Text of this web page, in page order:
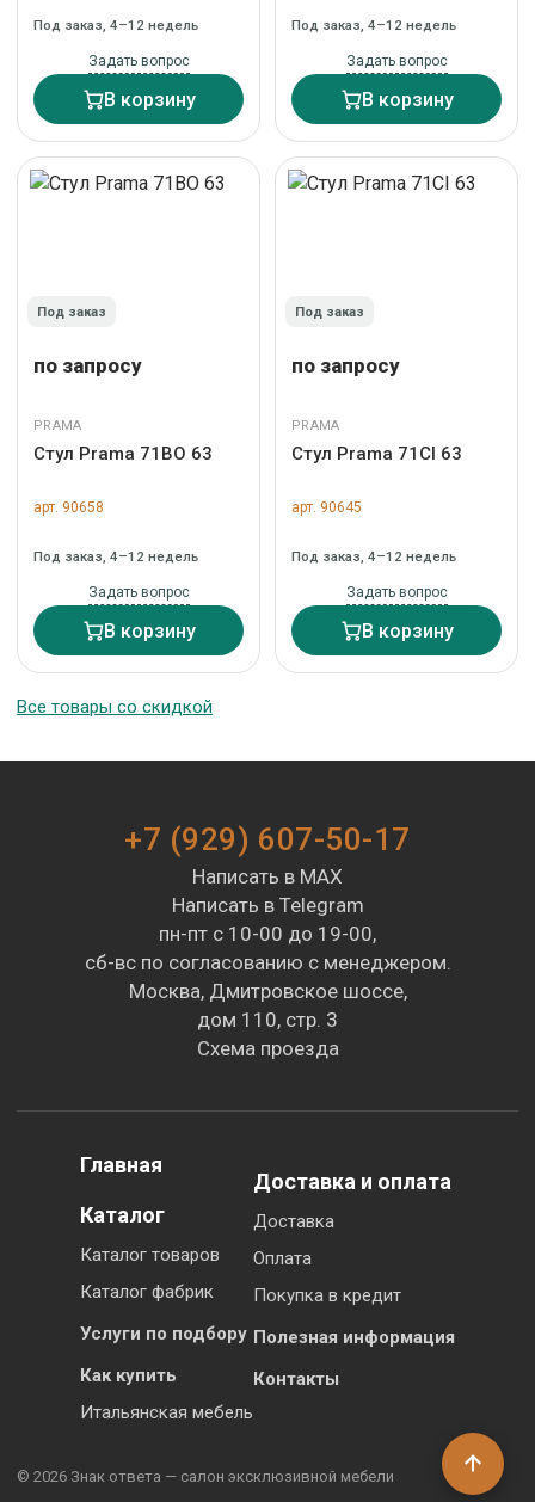
Под заказ, 4–12 недель
Задать вопрос
В корзину
Под заказ, 4–12 недель
Задать вопрос
В корзину
Под заказ
по запросу
PRAMA
Стул Prama 71BO 63
арт. 90658
Под заказ, 4–12 недель
Задать вопрос
В корзину
Под заказ
по запросу
PRAMA
Стул Prama 71CI 63
арт. 90645
Под заказ, 4–12 недель
Задать вопрос
В корзину
Все товары со скидкой
+7 (929) 607-50-17
Написать в MAX
Написать в Telegram
пн-пт с 10-00 до 19-00,
сб-вс по согласованию с менеджером.
Москва, Дмитровское шоссе,
дом 110, стр. 3
Схема проезда
Главная
Каталог
Каталог товаров
Каталог фабрик
Услуги по подбору
Как купить
Итальянская мебель
Доставка и оплата
Доставка
Оплата
Покупка в кредит
Полезная информация
Контакты
© 2026 Знак ответа — салон эксклюзивной мебели